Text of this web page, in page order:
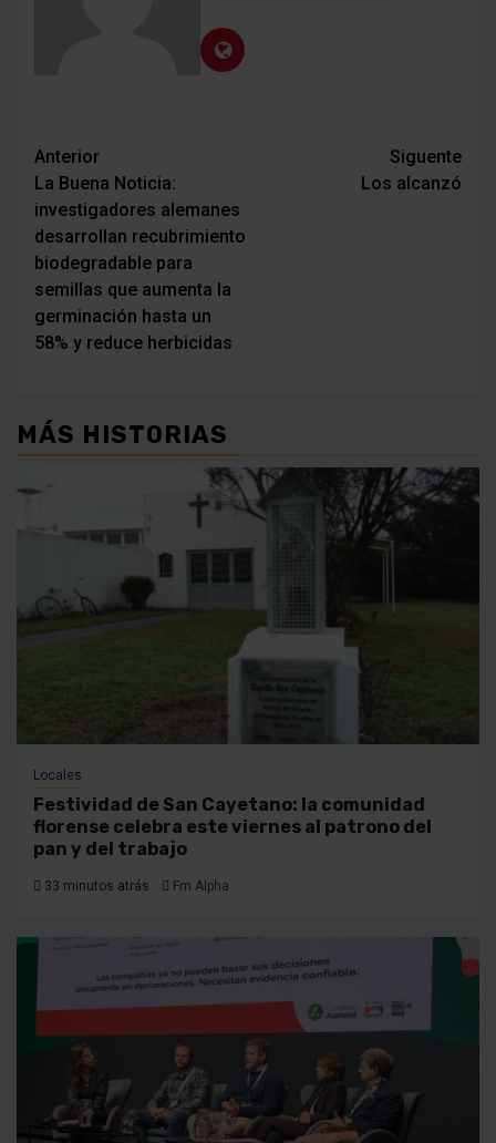
Navegación
de
entradas
Anterior
La Buena Noticia:
investigadores alemanes
desarrollan recubrimiento
biodegradable para
semillas que aumenta la
germinación hasta un
58% y reduce herbicidas
Siguente
Los alcanzó
MÁS HISTORIAS
Locales
Festividad de San Cayetano: la comunidad
florense celebra este viernes al patrono del
pan y del trabajo
33 minutos atrás Fm Alpha